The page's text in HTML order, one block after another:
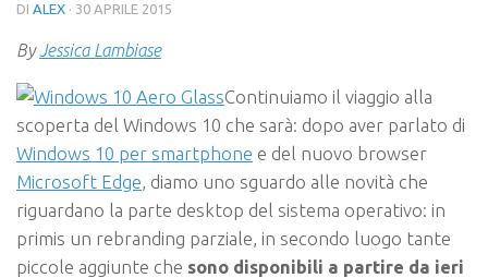
DI ALEX · 30 APRILE 2015
ByJessica Lambiase
Continuiamo il viaggio alla
scoperta del Windows 10 che sarà: dopo aver parlato di
Windows 10 per smartphone e del nuovo browser
Microsoft Edge , diamo uno sguardo alle novità che
riguardano la parte desktop del sistema operativo: in
primis un rebranding parziale, in secondo luogo tante
piccole aggiunte che sono disponibili a partire da ieri